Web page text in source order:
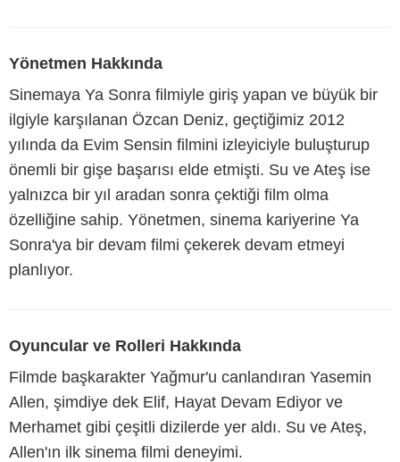
Yönetmen Hakkında
Sinemaya Ya Sonra filmiyle giriş yapan ve büyük bir
ilgiyle karşılanan Özcan Deniz, geçtiğimiz 2012
yılında da Evim Sensin filmini izleyiciyle buluşturup
önemli bir gişe başarısı elde etmişti. Su ve Ateş ise
yalnızca bir yıl aradan sonra çektiği film olma
özelliğine sahip. Yönetmen, sinema kariyerine Ya
Sonra'ya bir devam filmi çekerek devam etmeyi
planlıyor.
Oyuncular ve Rolleri Hakkında
Filmde başkarakter Yağmur'u canlandıran Yasemin
Allen, şimdiye dek Elif, Hayat Devam Ediyor ve
Merhamet gibi çeşitli dizilerde yer aldı. Su ve Ateş,
Allen'ın ilk sinema filmi deneyimi.